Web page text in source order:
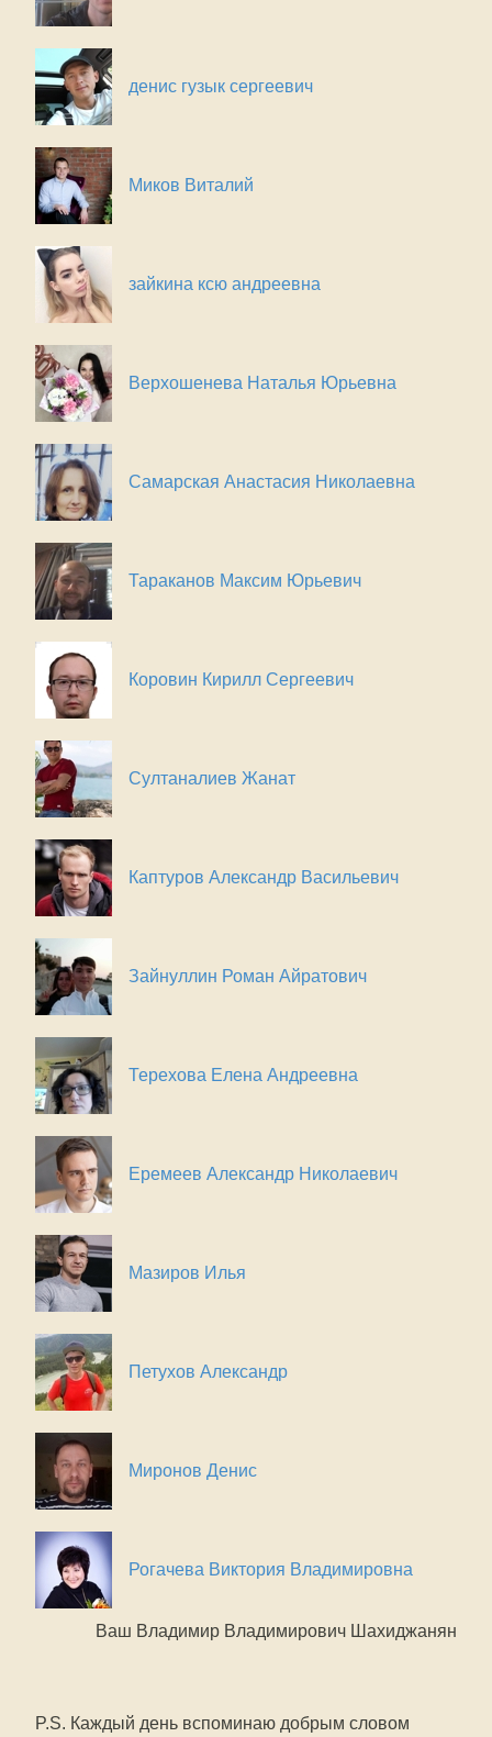
денис гузык сергеевич
Миков Виталий
зайкина ксю андреевна
Верхошенева Наталья Юрьевна
Самарская Анастасия Николаевна
Тараканов Максим Юрьевич
Коровин Кирилл Сергеевич
Султаналиев Жанат
Каптуров Александр Васильевич
Зайнуллин Роман Айратович
Терехова Елена Андреевна
Еремеев Александр Николаевич
Мазиров Илья
Петухов Александр
Миронов Денис
Рогачева Виктория Владимировна
Ваш Владимир Владимирович Шахиджанян
P.S. Каждый день вспоминаю добрым словом